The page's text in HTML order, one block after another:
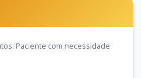
Paciente com necessidade